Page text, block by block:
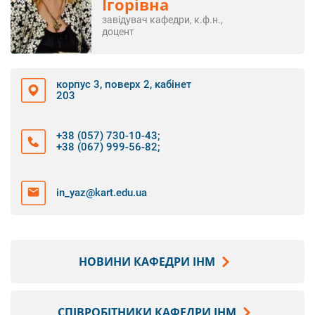
Ігорівна
завідувач кафедри, к.ф.н.,
доцент
корпус 3, поверх 2, кабінет
203
+38 (057) 730-10-43;
+38 (067) 999-56-82;
in_yaz@kart.edu.ua
НОВИНИ КАФЕДРИ ІНМ